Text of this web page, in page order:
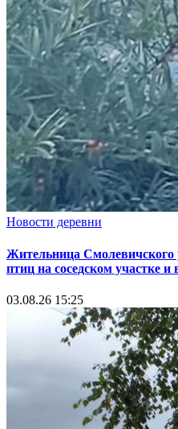
Новости деревни
Жительница Смолевичского
птиц на соседском участке
03.08.26 15:25